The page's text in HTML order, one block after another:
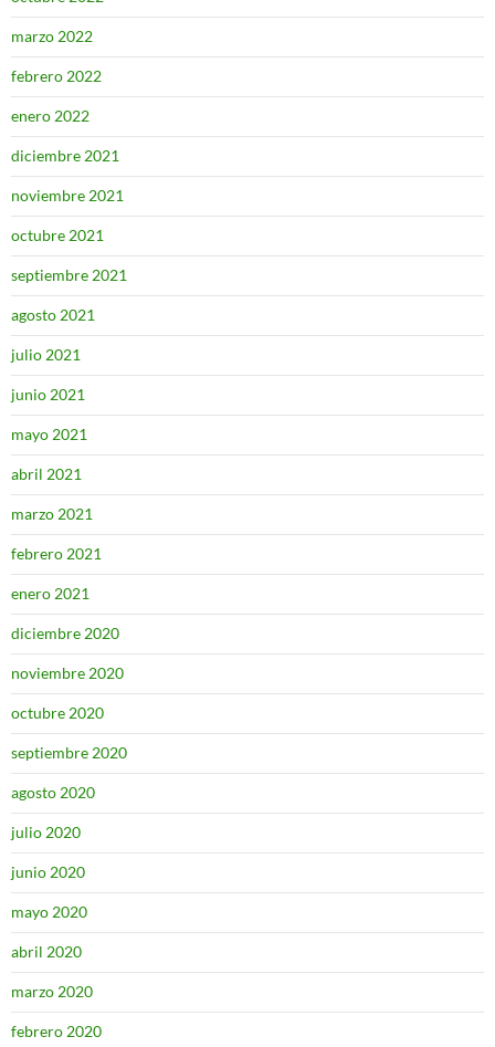
marzo 2022
febrero 2022
enero 2022
diciembre 2021
noviembre 2021
octubre 2021
septiembre 2021
agosto 2021
julio 2021
junio 2021
mayo 2021
abril 2021
marzo 2021
febrero 2021
enero 2021
diciembre 2020
noviembre 2020
octubre 2020
septiembre 2020
agosto 2020
julio 2020
junio 2020
mayo 2020
abril 2020
marzo 2020
febrero 2020